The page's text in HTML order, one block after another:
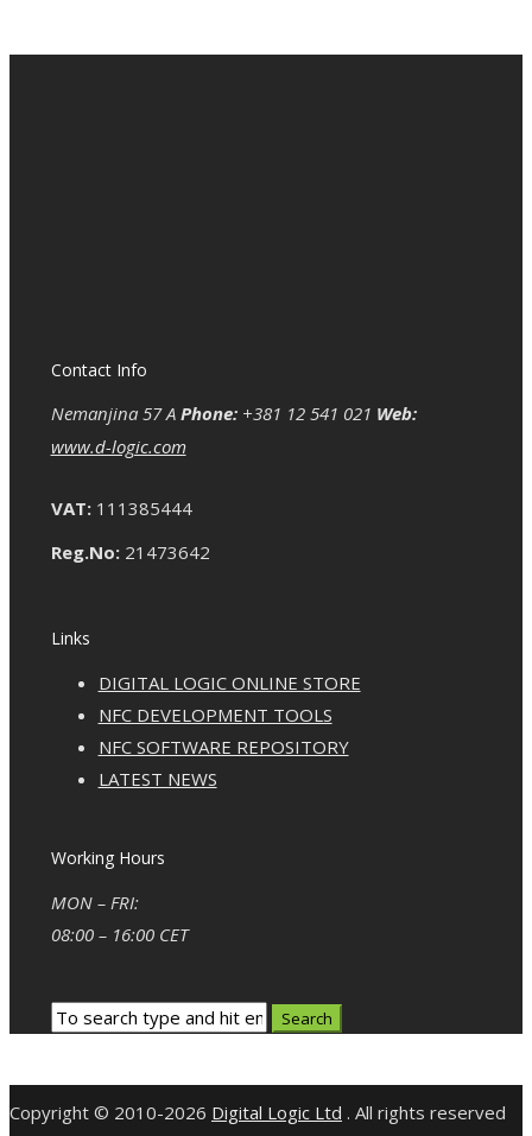
Contact Info
Nemanjina 57 A Phone:+381 12 541 021 Web:
www.d-logic.com
VAT:111385444
Reg.No:21473642
Links
DIGITAL LOGIC ONLINE STORE
NFC DEVELOPMENT TOOLS
NFC SOFTWARE REPOSITORY
LATEST NEWS
Working Hours
MON – FRI:
08:00 – 16:00 CET
Copyright © 2010-2026 Digital Logic Ltd . All rights reserved